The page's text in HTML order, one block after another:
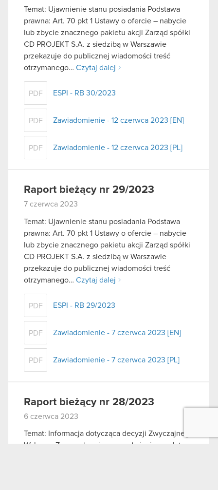
Temat: Ujawnienie stanu posiadania Podstawa
prawna: Art. 70 pkt 1 Ustawy o ofercie – nabycie
lub zbycie znacznego pakietu akcji Zarząd spółki
CD PROJEKT S.A. z siedzibą w Warszawie
przekazuje do publicznej wiadomości treść
otrzymanego… Czytaj dalej
PDF ESPI - RB 30/2023
PDF Zawiadomienie - 12 czerwca 2023 [EN]
PDF Zawiadomienie - 12 czerwca 2023 [PL]
Raport bieżący nr 29/2023
7 czerwca 2023
Temat: Ujawnienie stanu posiadania Podstawa
prawna: Art. 70 pkt 1 Ustawy o ofercie – nabycie
lub zbycie znacznego pakietu akcji Zarząd spółki
CD PROJEKT S.A. z siedzibą w Warszawie
przekazuje do publicznej wiadomości treść
otrzymanego… Czytaj dalej
PDF ESPI - RB 29/2023
PDF Zawiadomienie - 7 czerwca 2023 [EN]
PDF Zawiadomienie - 7 czerwca 2023 [PL]
Raport bieżący nr 28/2023
6 czerwca 2023
Temat: Informacja dotycząca decyzji Zwyczajnego
Walnego Zgromadzenia w przedmiocie wypłaty